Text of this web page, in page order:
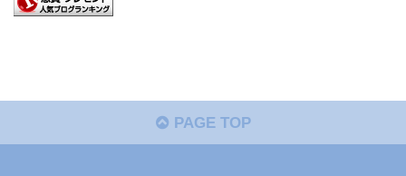
PAGE TOP